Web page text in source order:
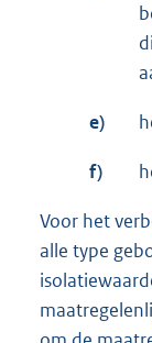
e)
f)
Voor het
alle type